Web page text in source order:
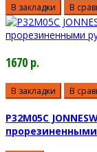
В закладки
В
1670 р.
В закладки В
P32M05C